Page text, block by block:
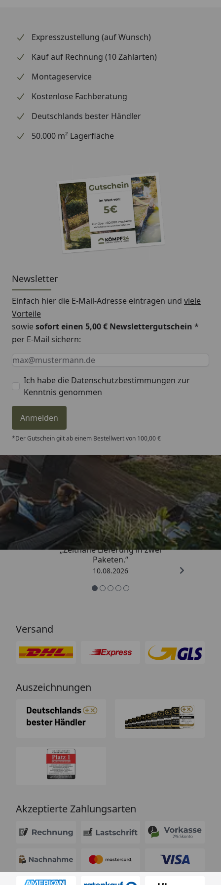
Expresszustellung (auf Wunsch)
Kauf auf Rechnung (10 Zahlarten)
Montageservice
Kostenlose Fachberatung
Deutschlands bester Händler
50.000 m² Lagerfläche
Newsletter
Einfach hier die E-Mail-Adresse eintragen und viele
Vorteile
sowiesofort einen 5,00 € Newslettergutschein *
per E-Mail sichern:
Keine Eingabe erforderlich
Eingabe erforderlich
E-Mail *
Ich habe die Datenschutzbestimmungen zur
Kenntnis genommen
Anmelden
*Der Gutschein gilt ab einem Bestellwert von 100,00 €
Trusted Shops
4,81/ 5
„Zeitnahe Lieferung in zwei
Paketen.“
10.08.2026
Versand
Auszeichnungen
Akzeptierte Zahlungsarten